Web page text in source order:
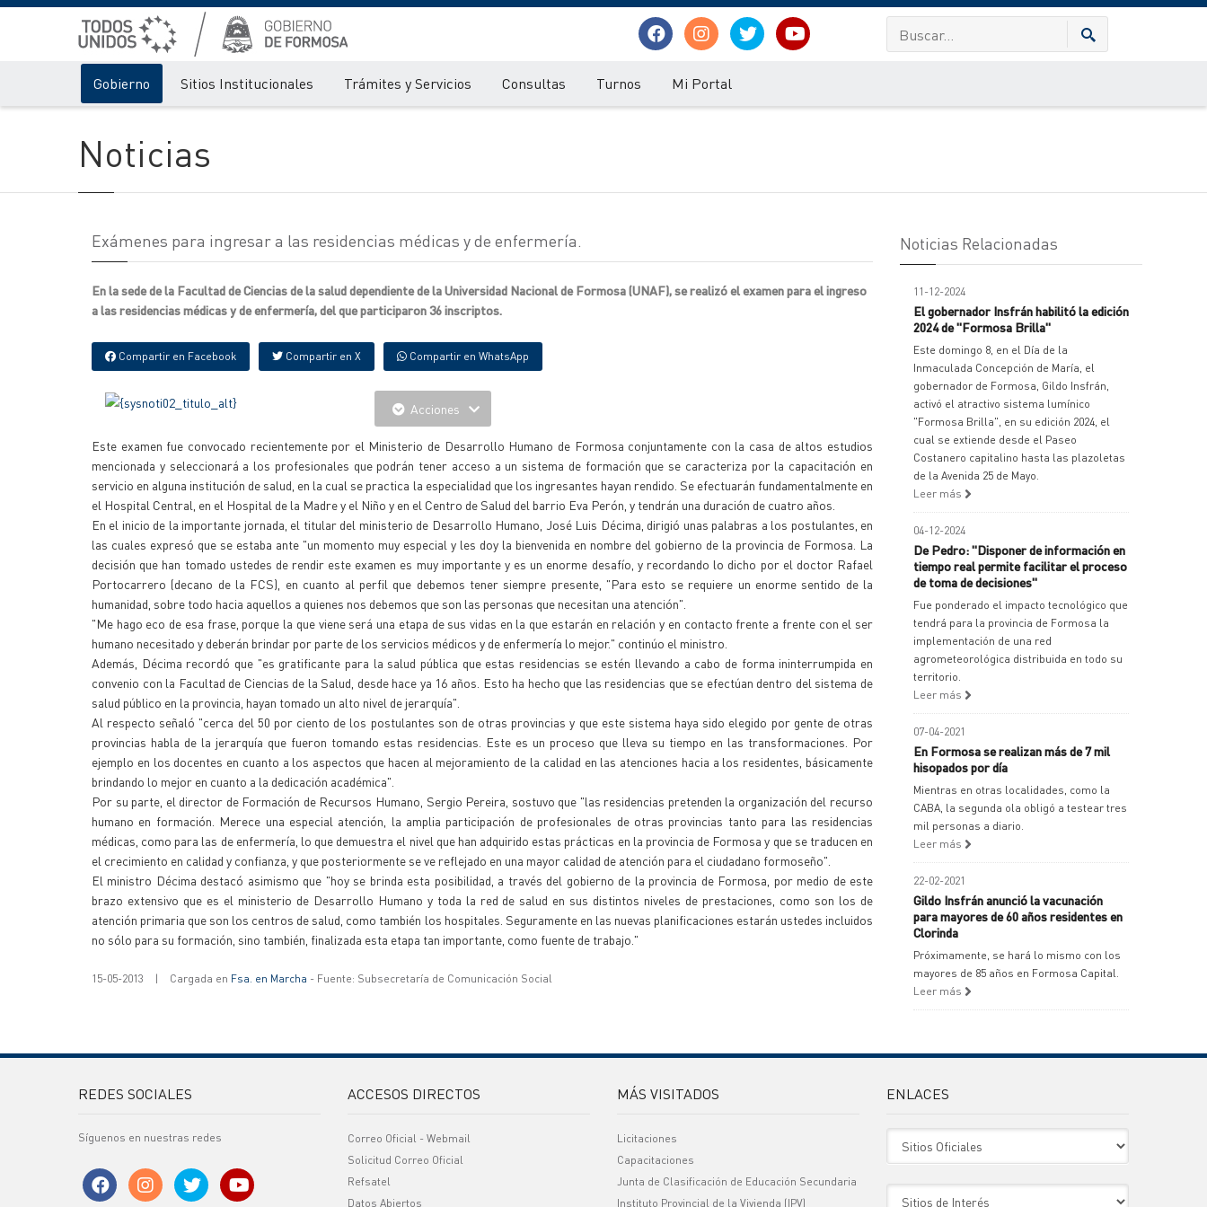
Gobierno Sitios Institucionales Trámites y Servicios Consultas Turnos Mi Portal
Noticias
Exámenes para ingresar a las residencias médicas y de enfermería.
En la sede de la Facultad de Ciencias de la salud dependiente de la Universidad Nacional de Formosa (UNAF), se realizó el examen para el ingreso
a las residencias médicas y de enfermería, del que participaron 36 inscriptos.
Compartir en Facebook Compartir en X Compartir en WhatsApp
Acciones
Este examen fue convocado recientemente por el Ministerio de Desarrollo Humano de Formosa conjuntamente con la casa de altos estudios
mencionada y seleccionará a los profesionales que podrán tener acceso a un sistema de formación que se caracteriza por la capacitación en
servicio en alguna institución de salud, en la cual se practica la especialidad que los ingresantes hayan rendido. Se efectuarán fundamentalmente en
el Hospital Central, en el Hospital de la Madre y el Niño y en el Centro de Salud del barrio Eva Perón, y tendrán una duración de cuatro años.
En el inicio de la importante jornada, el titular del ministerio de Desarrollo Humano, José Luis Décima, dirigió unas palabras a los postulantes, en
las cuales expresó que se estaba ante "un momento muy especial y les doy la bienvenida en nombre del gobierno de la provincia de Formosa. La
decisión que han tomado ustedes de rendir este examen es muy importante y es un enorme desafío, y recordando lo dicho por el doctor Rafael
Portocarrero (decano de la FCS), en cuanto al perfil que debemos tener siempre presente, "Para esto se requiere un enorme sentido de la
humanidad, sobre todo hacia aquellos a quienes nos debemos que son las personas que necesitan una atención".
"Me hago eco de esa frase, porque la que viene será una etapa de sus vidas en la que estarán en relación y en contacto frente a frente con el ser
humano necesitado y deberán brindar por parte de los servicios médicos y de enfermería lo mejor." continúo el ministro.
Además, Décima recordó que "es gratificante para la salud pública que estas residencias se estén llevando a cabo de forma ininterrumpida en
convenio con la Facultad de Ciencias de la Salud, desde hace ya 16 años. Esto ha hecho que las residencias que se efectúan dentro del sistema de
salud público en la provincia, hayan tomado un alto nivel de jerarquía".
Al respecto señaló "cerca del 50 por ciento de los postulantes son de otras provincias y que este sistema haya sido elegido por gente de otras
provincias habla de la jerarquía que fueron tomando estas residencias. Este es un proceso que lleva su tiempo en las transformaciones. Por
ejemplo en los docentes en cuanto a los aspectos que hacen al mejoramiento de la calidad en las atenciones hacia a los residentes, básicamente
brindando lo mejor en cuanto a la dedicación académica".
Por su parte, el director de Formación de Recursos Humano, Sergio Pereira, sostuvo que "las residencias pretenden la organización del recurso
humano en formación. Merece una especial atención, la amplia participación de profesionales de otras provincias tanto para las residencias
médicas, como para las de enfermería, lo que demuestra el nivel que han adquirido estas prácticas en la provincia de Formosa y que se traducen en
el crecimiento en calidad y confianza, y que posteriormente se ve reflejado en una mayor calidad de atención para el ciudadano formoseño".
El ministro Décima destacó asimismo que "hoy se brinda esta posibilidad, a través del gobierno de la provincia de Formosa, por medio de este
brazo extensivo que es el ministerio de Desarrollo Humano y toda la red de salud en sus distintos niveles de prestaciones, como son los de
atención primaria que son los centros de salud, como también los hospitales. Seguramente en las nuevas planificaciones estarán ustedes incluidos
no sólo para su formación, sino también, finalizada esta etapa tan importante, como fuente de trabajo."
15-05-2013 | Cargada en Fsa. en Marcha - Fuente: Subsecretaría de Comunicación Social
Noticias Relacionadas
11-12-2024
El gobernador Insfrán habilitó la edición
2024 de "Formosa Brilla"
Este domingo 8, en el Día de la
Inmaculada Concepción de María, el
gobernador de Formosa, Gildo Insfrán,
activó el atractivo sistema lumínico
"Formosa Brilla", en su edición 2024, el
cual se extiende desde el Paseo
Costanero capitalino hasta las plazoletas
de la Avenida 25 de Mayo.
Leer más
04-12-2024
De Pedro: "Disponer de información en
tiempo real permite facilitar el proceso
de toma de decisiones"
Fue ponderado el impacto tecnológico que
tendrá para la provincia de Formosa la
implementación de una red
agrometeorológica distribuida en todo su
territorio.
Leer más
07-04-2021
En Formosa se realizan más de 7 mil
hisopados por día
Mientras en otras localidades, como la
CABA, la segunda ola obligó a testear tres
mil personas a diario.
Leer más
22-02-2021
Gildo Insfrán anunció la vacunación
para mayores de 60 años residentes en
Clorinda
Próximamente, se hará lo mismo con los
mayores de 85 años en Formosa Capital.
Leer más
REDES SOCIALES
Síguenos en nuestras redes
ACCESOS DIRECTOS
Correo Oficial - Webmail
Solicitud Correo Oficial
Refsatel
Datos Abiertos
MÁS VISITADOS
Licitaciones
Capacitaciones
Junta de Clasificación de Educación Secundaria
Instituto Provincial de la Vivienda (IPV)
ENLACES